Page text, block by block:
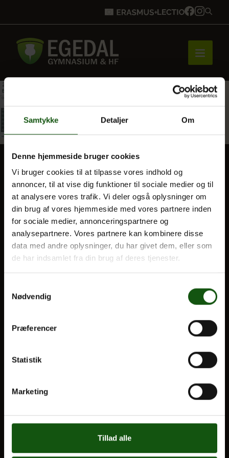
Samtykke Detaljer Om
Denne hjemmeside bruger cookies
Vi bruger cookies til at tilpasse vores indhold og
annoncer, til at vise dig funktioner til sociale medier og til
at analysere vores trafik. Vi deler også oplysninger om
din brug af vores hjemmeside med vores partnere inden
for sociale medier, annonceringspartnere og
analysepartnere. Vores partnere kan kombinere disse
data med andre oplysninger, du har givet dem, eller som
de har indsamlet fra din brug af deres tjenester.
Nødvendig
Præferencer
Statistik
Marketing
Tillad alle
Bliv elev
Vores uddannelser
BLIV ELEV
Optagelse
Til forældre
VORES UDDANNELSER
STX
Alle fag og valgfag
OM E.G.
Nyheder
E.G. Historisk
Cookiepolitik
Whistleblowerservice
Chatten er bemandet alle hverdage kl.
8.00 - 18.00 🤗 Du kan stadig skrive en